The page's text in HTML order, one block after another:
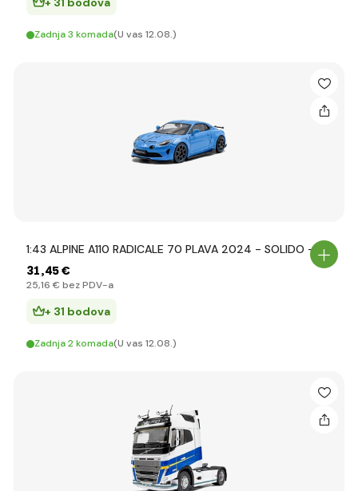
Zadnja 3 komada(U vas 12.08.)
1:43 ALPINE A110 RADICALE 70 PLAVA 2024 - SOLIDO -
31,45 €
25,16 € bez PDV-a
+ 31 bodova
Zadnja 2 komada(U vas 12.08.)